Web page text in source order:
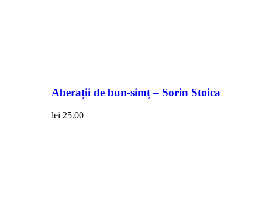
Aberații de bun-simț – Sorin Stoica
lei 25.00